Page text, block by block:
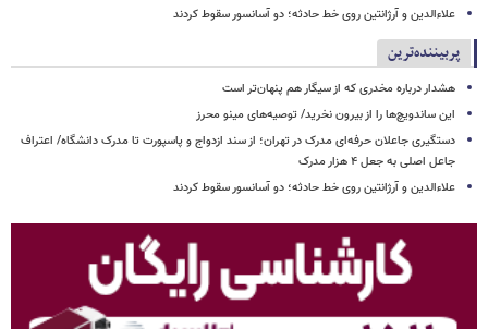
علاءالدین و آرژانتین روی خط حادثه؛ دو آسانسور سقوط کردند
پربیننده‌ترین
هشدار درباره مخدری که از سیگار هم پنهان‌تر است
این ساندویچ‌ها را از بیرون نخرید/ توصیه‌های مینو محرز
دستگیری جاعلان حرفه‌ای مدرک در تهران؛ از سند ازدواج و پاسپورت تا مدرک دانشگاه/ اعتراف
جاعل اصلی به جعل ۴ هزار مدرک
علاءالدین و آرژانتین روی خط حادثه؛ دو آسانسور سقوط کردند